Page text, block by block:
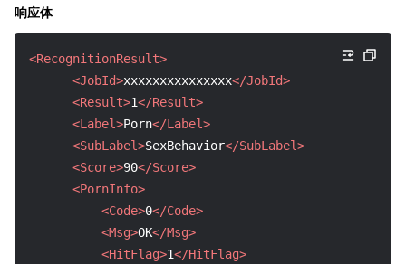
响应体
<RecognitionResult>
<JobId>xxxxxxxxxxxxxxx</JobId>
<Result>1</Result>
<Label>Porn</Label>
<SubLabel>SexBehavior</SubLabel>
<Score>90</Score>
<PornInfo>
<Code>0</Code>
<Msg>OK</Msg>
<HitFlag>1</HitFlag>